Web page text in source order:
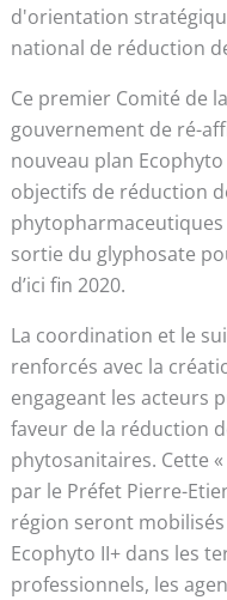
d'orientation
national de réduction
Ce premier Comité de
gouvernement de ré-
nouveau plan
objectifs de réduction
phytopharmaceutiques
sortie du glyphosate
d’ici fin 2020.
La coordination et le
renforcés avec la
engageant les acteurs
faveur de la réduction
phytosanitaires. Cette
par le Préfet Pierre-
région seront
Ecophyto II+ dans les
professionnels, les